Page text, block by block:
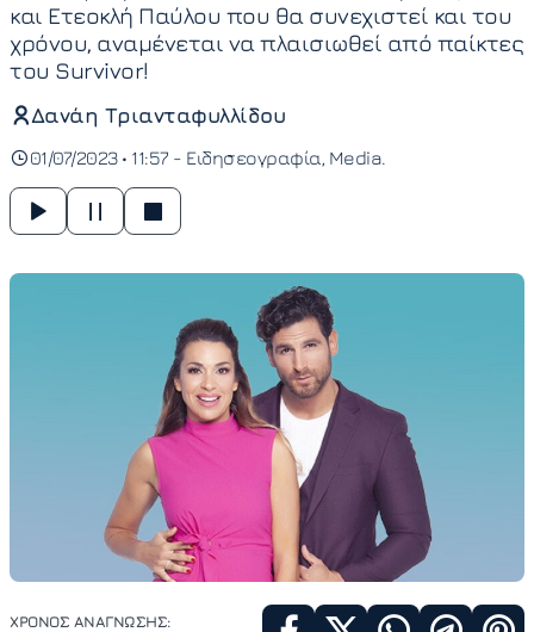
και Ετεοκλή Παύλου που θα συνεχιστεί και του
χρόνου, αναμένεται να πλαισιωθεί από παίκτες
του Survivor!
Δανάη Τριανταφυλλίδου
01/07/2023 • 11:57 - Ειδησεογραφία Media
ΧΡΟΝΟΣ ΑΝΑΓΝΩΣΗΣ: